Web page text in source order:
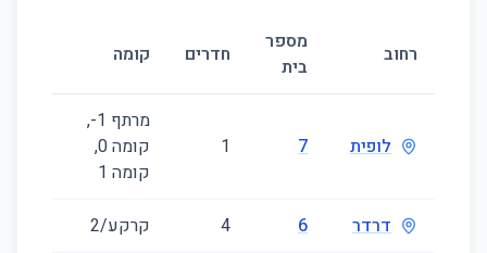
רחוב
מספר
בית
חדרים קומה
לופית 7
1
מרתף ‎-1‏,
קומה ‎0‏,
קומה ‎1‏
דרדר 6
4 קרקע/2